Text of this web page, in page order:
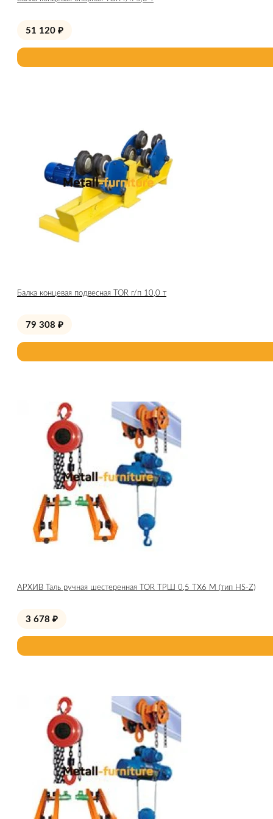
51 120 ₽
Балка концевая подвесная TOR г/п 10,0 т
79 308 ₽
АРХИВ Таль ручная шестеренная TOR ТРШ 0,5 ТХ6 М (тип HS-Z)
3 678 ₽